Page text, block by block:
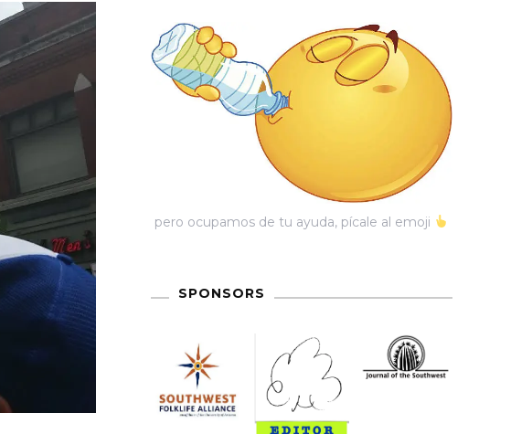
pero ocupamos de tu ayuda, pícale al emoji
SPONSORS